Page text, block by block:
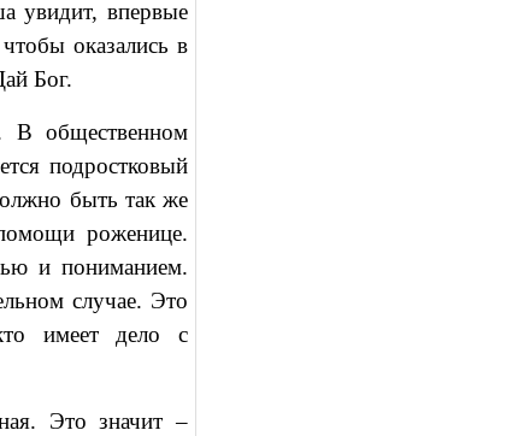
увидит, впервые
оказались в
Бог.
В общественном
подростковый
быть так же
роженице.
и пониманием.
случае. Это
имеет дело с
Это значит –